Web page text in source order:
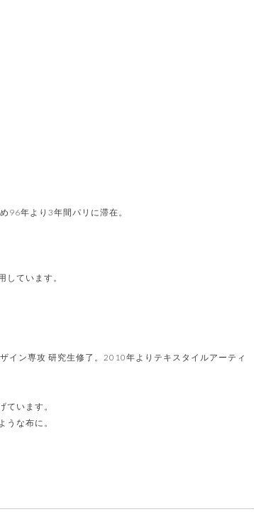
96年より3年間パリに滞在。
ています。
イン専攻 研究生修了。2010年よりテキスタイルアーティ
ています。
うな布に。